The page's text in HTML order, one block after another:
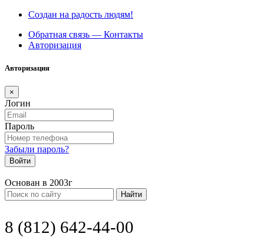
Создан на радость людям!
Обратная связь — Контакты
Авторизация
Авторизация
×
Логин
Пароль
Забыли пароль?
Войти
Основан в 2003г
Найти
8 (812) 642-44-00